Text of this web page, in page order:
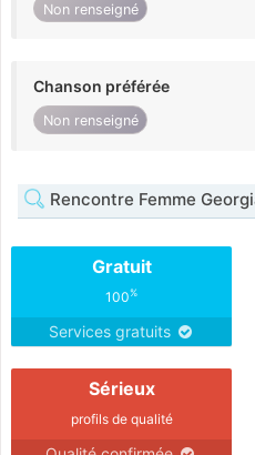
Non renseigné
Chanson préférée
Non renseigné
Rencontre Femme
Gratuit
100%
Services gratuits
Sérieux
profils de qualité